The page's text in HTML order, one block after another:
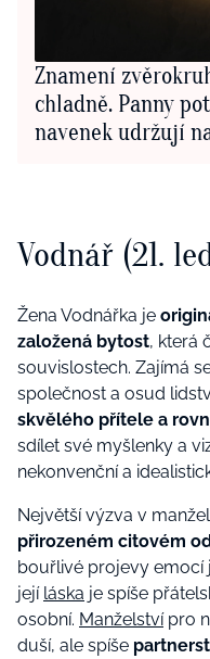
Znamení
chladně. Panny
navenek udržují
Vodnář (21.
Žena Vodnářka je
založená bytost, která
souvislostech. Zajímá
společnost a osud
skvělého přítele a
sdílet své myšlenky a
nekonvenční a
Největší výzva v
přirozeném citovém
bouřlivé projevy emocí
její láska je spíše
osobní. Manželstvípro
duší, ale spíše